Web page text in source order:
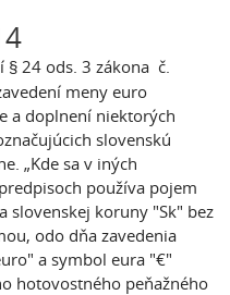
§ 24 ods. 3 zákona č.
meny euro
a doplnení niektorých
slovenskú
„Kde sa v iných
používa pojem
slovenskej koruny "Sk" bez
odo dňa zavedenia
a symbol eura "€"
hotovostného peňažného